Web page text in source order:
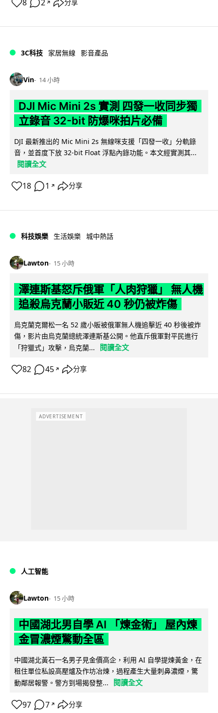
8 2 ↗ 分享
3C科技 家居無線 影音產品
Vin 14 小時
DJI Mic Mini 2s 實測 四發一收同步獨
立錄音 32-bit 防爆咪拍片必備
DJI 最新推出的 Mic Mini 2s 無線咪支援「四發一收」分軌錄
音，並首度下放 32-bit Float 浮點內錄功能。本文經實測其...
閱讀全文
18 1 ↗ 分享
科技娛樂 生活娛樂 城中熱話
Lawton 15 小時
澤連斯基怒斥俄軍「人肉狩獵」 無人機
追殺烏克蘭小販近 40 秒仍被炸傷
烏克蘭克爾松一名 52 歲小販被俄軍無人機追擊近 40 秒後被炸
傷，影片由烏克蘭總統澤連斯基公開。他直斥俄軍對平民進行
「狩獵式」攻擊，烏克蘭...
閱讀全文
82 45 ↗ 分享
ADVERTISEMENT
人工智能
Lawton 15 小時
中國湖北男自學 AI 「煉金術」 屋內煉
金冒濃煙驚動全區
中國湖北黃石一名男子見金價高企，利用 AI 自學提煉黃金，在
租住單位私設高壓爐及作坊冶煉，過程產生大量刺鼻濃煙，驚
動鄰居報警。警方到場揭發整...
閱讀全文
97 7 ↗ 分享